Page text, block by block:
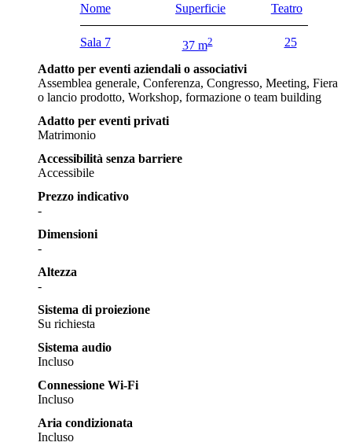
Nome Superficie Teatro
Sala 7 37 m2 25
Adatto per eventi aziendali o associativi
Assemblea generale, Conferenza, Congresso, Meeting, Fiera
o lancio prodotto, Workshop, formazione o team building
Adatto per eventi privati
Matrimonio
Accessibilità senza barriere
Accessibile
Prezzo indicativo
-
Dimensioni
-
Altezza
-
Sistema di proiezione
Su richiesta
Sistema audio
Incluso
Connessione Wi-Fi
Incluso
Aria condizionata
Incluso